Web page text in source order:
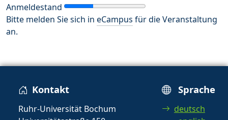
Anmeldestand
Bitte melden Sie sich in eCampus für die Veranstaltung
an.
Kontakt
Ruhr-Universität Bochum
Sprache
deutsch